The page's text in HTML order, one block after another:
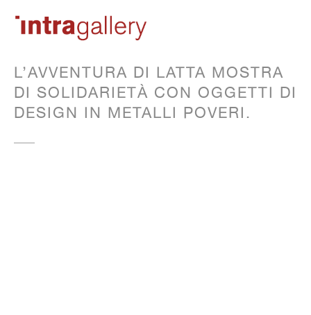
L’AVVENTURA DI LATTA MOSTRA
DI SOLIDARIETÀ CON OGGETTI DI
DESIGN IN METALLI POVERI.